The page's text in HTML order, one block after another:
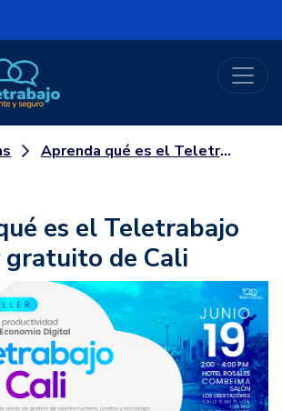
Gobierno de Colombia
TIC
Aprenda qué es el Teletrabajo con taller gratuito de Cali
es el Teletrabajo
de Cali